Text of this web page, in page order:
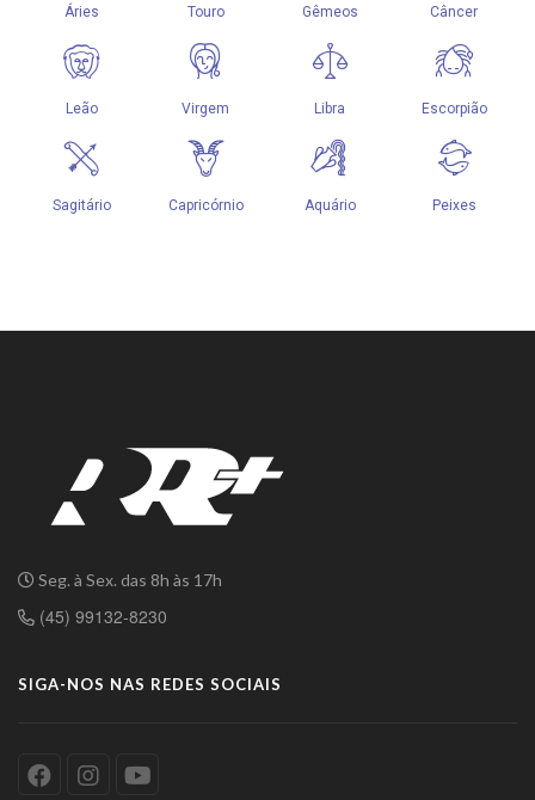
Seg. à Sex. das 8h às 17h
(45) 99132-8230
SIGA-NOS NAS REDES SOCIAIS